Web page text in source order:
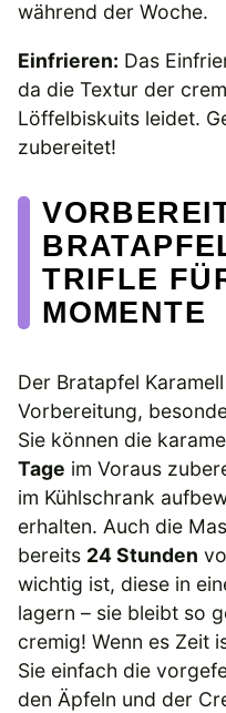
während der Woche.
Einfrieren: Das
da die Textur der
Löffelbiskuits leidet.
zubereitet!
TRIFLE
MOMENTE
Der Bratapfel
Vorbereitung,
Sie können die
Tage im Voraus
im Kühlschrank
erhalten. Auch die
bereits 24 Stunden
wichtig ist, diese in
lagern – sie bleibt so
cremig! Wenn es Zeit
Sie einfach die
den Äpfeln und der